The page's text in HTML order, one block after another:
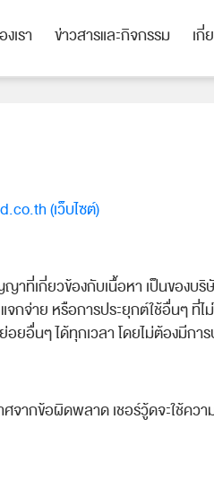
เรา
ข่าวสารและกิจกรรม
เกี่
(เว็บไซต์)
ที่เกี่ยวข้องกับเนื้อหา เป็นของบ
จกจ่าย หรือการประยุกต์ใช้อื่นๆ
ยอื่นๆ ได้ทุกเวลา โดยไม่ต้องมีกา
ศจากข้อผิดพลาด เชอร์วู้ดจะใช้